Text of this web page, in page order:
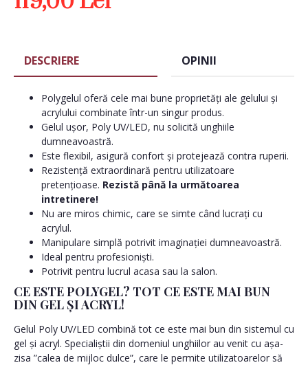
DESCRIERE OPINII
Polygelul oferă cele mai bune proprietăți ale gelului și
acrylului combinate într-un singur produs.
Gelul ușor, Poly UV/LED, nu solicită unghiile
dumneavoastră.
Este flexibil, asigură confort și protejează contra ruperii.
Rezistență extraordinară pentru utilizatoare
pretențioase. Rezistă până la următoarea
intretinere!
Nu are miros chimic, care se simte când lucrați cu
acrylul.
Manipulare simplă potrivit imaginației dumneavoastră.
Ideal pentru profesioniști.
Potrivit pentru lucrul acasa sau la salon.
CE ESTE POLYGEL? TOT CE ESTE MAI BUN
DIN GEL ȘI ACRYL!
Gelul Poly UV/LED combină tot ce este mai bun din sistemul cu
gel și acryl. Specialiștii din domeniul unghiilor au venit cu așa-
zisa ”calea de mijloc dulce”, care le permite utilizatoarelor să